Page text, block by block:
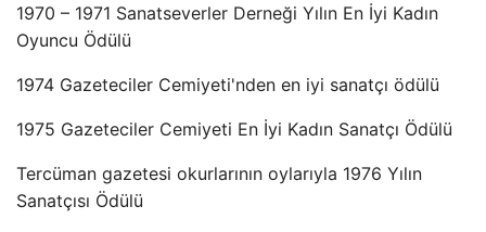
1970 – 1971 Sanatseverler Derneği Yılın En İyi Kadın
Oyuncu Ödülü
1974 Gazeteciler Cemiyeti'nden en iyi sanatçı ödülü
1975 Gazeteciler Cemiyeti En İyi Kadın Sanatçı Ödülü
Tercüman gazetesi okurlarının oylarıyla 1976 Yılın
Sanatçısı Ödülü